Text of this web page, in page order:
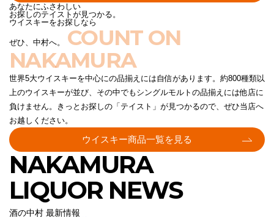
あなたにふさわしい
お探しのテイストが見つかる。
ウイスキーをお探しなら
ぜひ、中村へ。 COUNT ON
NAKAMURA
世界5大ウイスキーを中心にの品揃えには自信があります。約800種類以
上のウイスキーが並び、その中でもシングルモルトの品揃えには他店に
負けません。きっとお探しの「テイスト」が見つかるので、ぜひ当店へ
お越しください。
ウイスキー商品一覧を見る
NAKAMURA
LIQUOR NEWS
酒の中村 最新情報